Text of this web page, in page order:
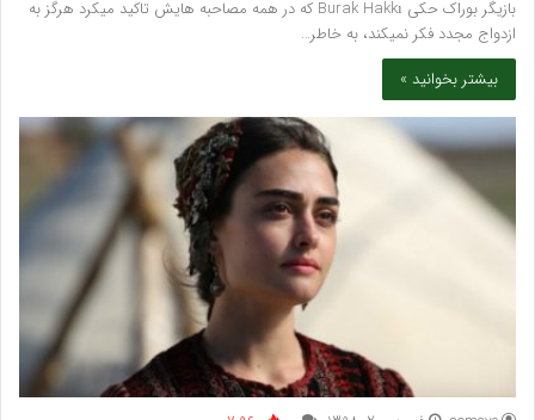
بازیگر بوراک حکی Burak Hakkı که در همه مصاحبه هایش تاکید میکرد هرگز به
ازدواج مجدد فکر نمیکند، به خاطر…
بیشتر بخوانید »